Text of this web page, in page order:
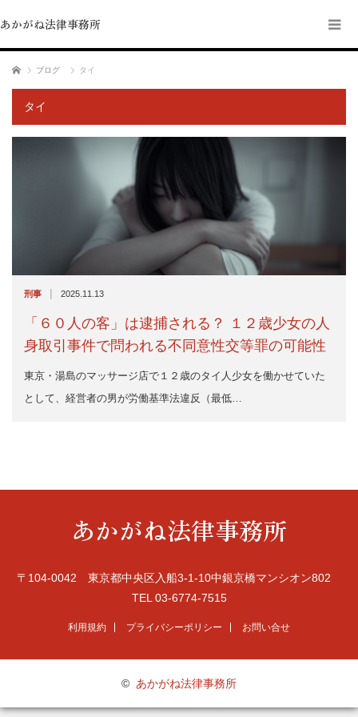
あかがね法律事務所
ホーム ブログ タイ
タイ
刑事 | 2025.11.13
「６０人の客」は逮捕される？ １２歳少女の人
身取引事件で問われる不同意性交等罪の可能性
東京・湯島のマッサージ店で１２歳のタイ人少女を働かせていた
として、経営者の男が労働基準法違反（最低…
あかがね法律事務所
〒104-0042 東京都中央区入船3-1-10中銀京橋マンシオン802
TEL 03-6774-7515
利用規約 プライバシーポリシー お問い合せ
© あかがね法律事務所